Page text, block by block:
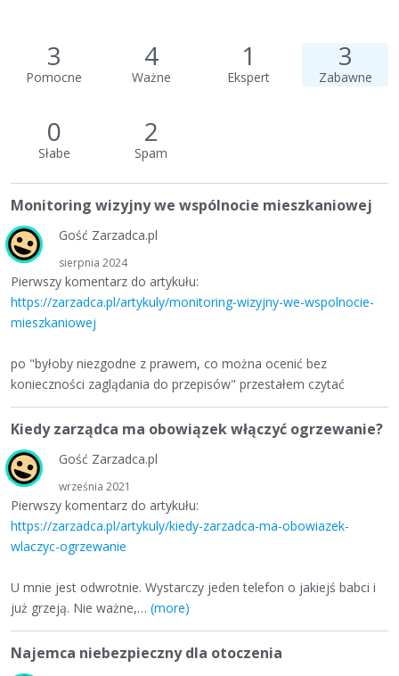
3
Pomocne
4
Ważne
1
Ekspert
3
Zabawne
0
Słabe
2
Spam
Monitoring wizyjny we wspólnocie mieszkaniowej
Gość Zarzadca.pl
sierpnia 2024
Pierwszy komentarz do artykułu:
https://zarzadca.pl/artykuly/monitoring-wizyjny-we-wspolnocie-
mieszkaniowej
po "byłoby niezgodne z prawem, co można ocenić bez
konieczności zaglądania do przepisów" przestałem czytać
Kiedy zarządca ma obowiązek włączyć ogrzewanie?
Gość Zarzadca.pl
września 2021
Pierwszy komentarz do artykułu:
https://zarzadca.pl/artykuly/kiedy-zarzadca-ma-obowiazek-
wlaczyc-ogrzewanie
U mnie jest odwrotnie. Wystarczy jeden telefon o jakiejś babci i
już grzeją. Nie ważne,… (more)
Najemca niebezpieczny dla otoczenia